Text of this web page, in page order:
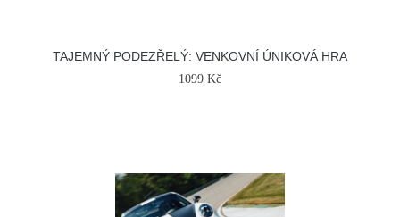
TAJEMNÝ PODEZŘELÝ: VENKOVNÍ ÚNIKOVÁ HRA
1099 Kč